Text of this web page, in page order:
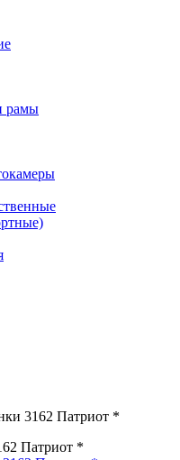
рамы
3162 Патриот *
Патриот *